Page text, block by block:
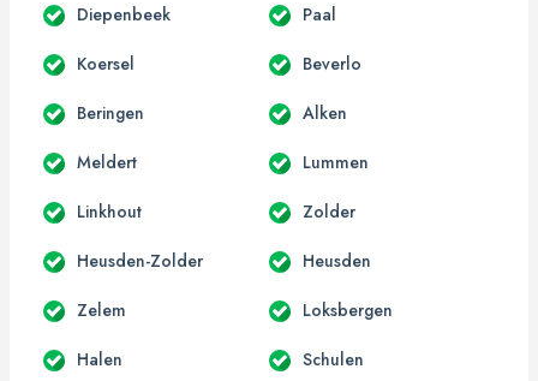
Diepenbeek Paal
Koersel Beverlo
Beringen Alken
Meldert Lummen
Linkhout Zolder
Heusden-Zolder Heusden
Zelem Loksbergen
Halen Schulen